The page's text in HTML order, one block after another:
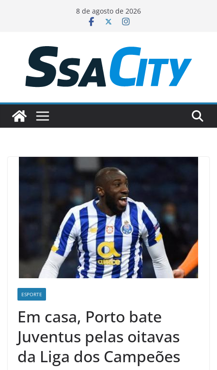
conteúdo
8 de agosto de 2026
ESPORTE
Em casa, Porto bate
Juventus pelas oitavas
da Liga dos Campeões